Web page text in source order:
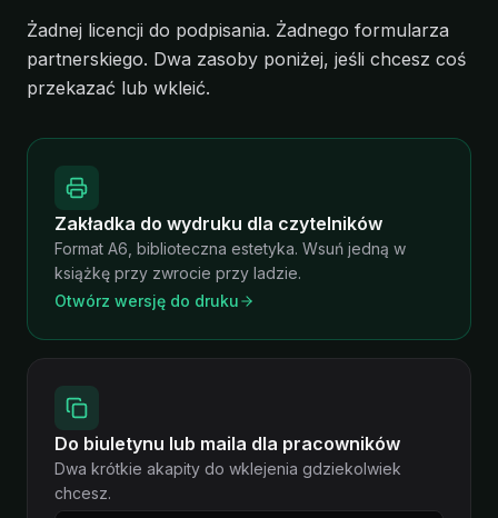
Żadnej licencji do podpisania. Żadnego formularza
partnerskiego. Dwa zasoby poniżej, jeśli chcesz coś
przekazać lub wkleić.
Zakładka do wydruku dla czytelników
Format A6, biblioteczna estetyka. Wsuń jedną w
książkę przy zwrocie przy ladzie.
Otwórz wersję do druku
Do biuletynu lub maila dla pracowników
Dwa krótkie akapity do wklejenia gdziekolwiek
chcesz.